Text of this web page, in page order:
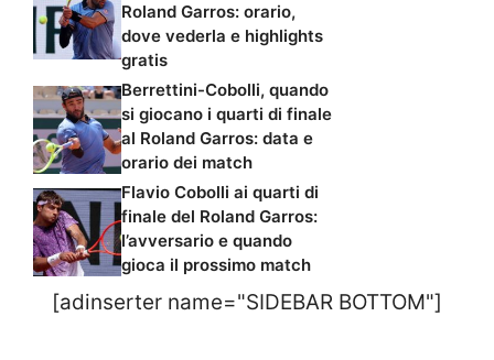
Roland Garros: orario,
dove vederla e highlights
gratis
Berrettini-Cobolli, quando
si giocano i quarti di finale
al Roland Garros: data e
orario dei match
Flavio Cobolli ai quarti di
finale del Roland Garros:
l’avversario e quando
gioca il prossimo match
[adinserter name="SIDEBAR BOTTOM"]